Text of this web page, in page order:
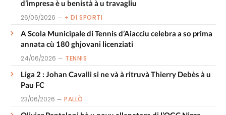
d’impresa è u benistà à u travagliu
26/06/2026 + DI SPORTI
A Scola Municipale di Tennis d’Aiacciu celebra a so prima
annata cù 180 ghjovani licenziati
24/06/2026 TENNIS
Liga 2 : Johan Cavalli si ne và à ritruvà Thierry Debès à u
Pau FC
23/06/2026 PALLÒ